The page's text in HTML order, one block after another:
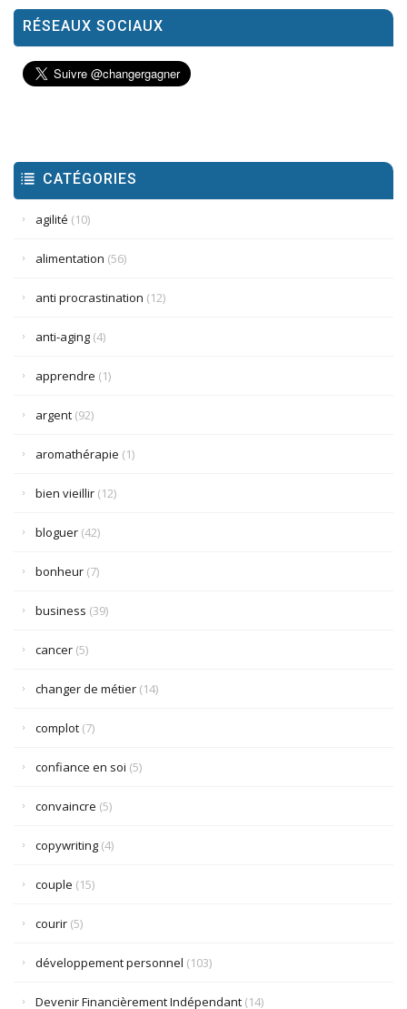
RÉSEAUX SOCIAUX
CATÉGORIES
agilité (10)
alimentation (56)
anti procrastination (12)
anti-aging (4)
apprendre (1)
argent (92)
aromathérapie (1)
bien vieillir (12)
bloguer (42)
bonheur (7)
business (39)
cancer (5)
changer de métier (14)
complot (7)
confiance en soi (5)
convaincre (5)
copywriting (4)
couple (15)
courir (5)
développement personnel (103)
Devenir Financièrement Indépendant (14)